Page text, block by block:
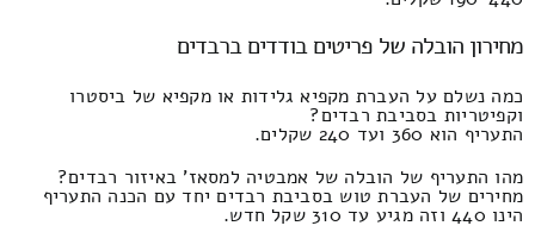
מחירון הובלה של פריטים בודדים ברבדים
כמה נשלם על העברת מקפיא גלידות או מקפיא של ביסטרו
וקפיטריות בסביבת רבדים?
התעריף הוא 360 ועד 240 שקלים.
מהו התעריף של הובלה של אמבטיה למסאז' באיזור רבדים?
מחירים של העברת טוש בסביבת רבדים יחד עם הכנה התעריף
הינו 440 וזה מגיע עד 310 שקל חדש.